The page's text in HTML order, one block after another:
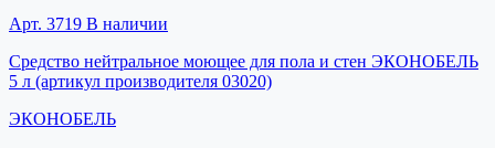
Арт. 3719 В наличии
Средство нейтральное моющее для пола и стен ЭКОНОБЕЛЬ
5 л (артикул производителя 03020)
ЭКОНОБЕЛЬ